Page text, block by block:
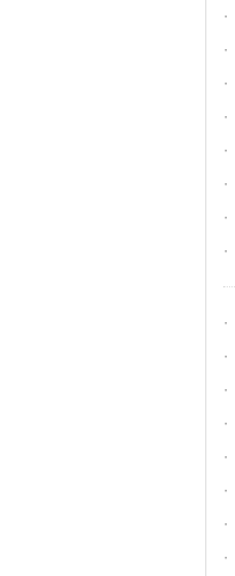
·
·
·
·
·
·
·
·
·
·
·
·
·
·
·
·